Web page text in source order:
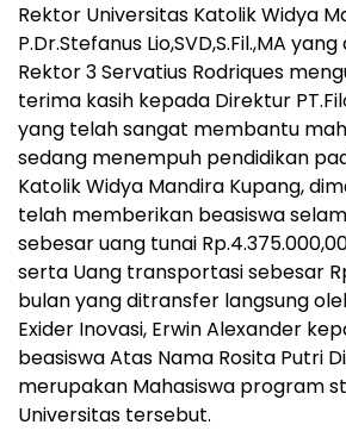
Rektor Universitas Katolik Widya
P.Dr.Stefanus Lio,SVD,S.Fil.,MA
Rektor 3 Servatius Rodriques
terima kasih kepada Direktur
yang telah sangat membantu
sedang menempuh pendidikan
Katolik Widya Mandira Kupang,
telah memberikan beasiswa
sebesar uang tunai
serta Uang transportasi sebesar
bulan yang ditransfer langsung
Exider Inovasi, Erwin Alexander
beasiswa Atas Nama Rosita Putri
merupakan Mahasiswa program
Universitas tersebut.